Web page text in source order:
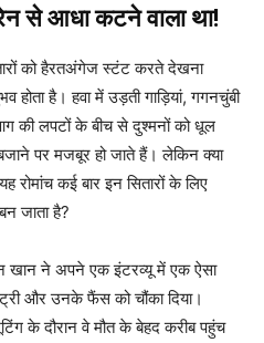
से आधा कटने वाला था!
को हैरतअंगेज स्टंट करते देखना
है। हवा में उड़ती गाड़ियां, गगनचुंबी
की लपटों के बीच से दुश्मनों को धूल
पर मजबूर हो जाते हैं। लेकिन क्या
रोमांच कई बार इन सितारों के लिए
जाता है?
खान ने अपने एक इंटरव्यू में एक ऐसा
और उनके फैंस को चौंका दिया।
के दौरान वे मौत के बेहद करीब पहुंच